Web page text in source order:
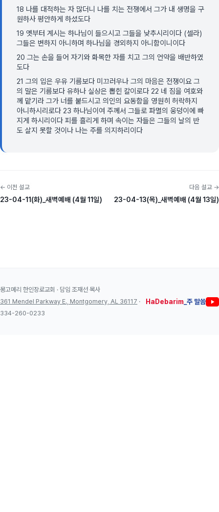
18 나를 대적하는 자 많더니 나를 치는 전쟁에서 그가 내 생명을 구
원하사 평안하게 하셨도다
19 옛부터 계시는 하나님이 들으시고 그들을 낮추시리이다 (셀라)
그들은 변하지 아니하며 하나님을 경외하지 아니함이니이다
20 그는 손을 들어 자기와 화목한 자를 치고 그의 언약을 배반하였
도다
21 그의 입은 우유 기름보다 미끄러우나 그의 마음은 전쟁이요 그
의 말은 기름보다 유하나 실상은 뽑힌 칼이로다 22 네 짐을 여호와
께 맡기라 그가 너를 붙드시고 의인의 요동함을 영원히 허락하지
아니하시리로다 23 하나님이여 주께서 그들로 파멸의 웅덩이에 빠
지게 하시리이다 피를 흘리게 하며 속이는 자들은 그들의 날의 반
도 살지 못할 것이나 나는 주를 의지하리이다
← 이전 설교
23-04-11(화)_새벽예배 (4월 11일)
다음 설교 →
23-04-13(목)_새벽예배 (4월 13일)
몽고메리 한인장로교회 · 담임 조재선 목사
361 Mendel Parkway E., Montgomery, AL 36117 ·
334-260-0233
HaDebarim _주 말씀